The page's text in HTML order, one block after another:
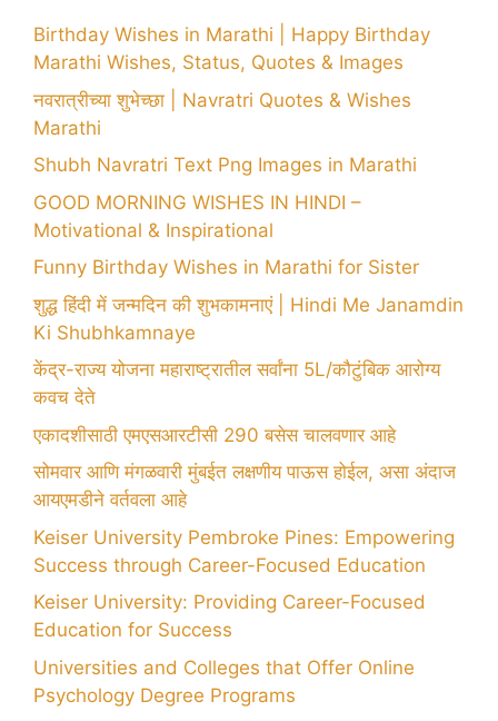
Birthday Wishes in Marathi | Happy Birthday
Marathi Wishes, Status, Quotes & Images
नवरात्रीच्या शुभेच्छा | Navratri Quotes & Wishes
Marathi
Shubh Navratri Text Png Images in Marathi
GOOD MORNING WISHES IN HINDI –
Motivational & Inspirational
Funny Birthday Wishes in Marathi for Sister
शुद्ध हिंदी में जन्मदिन की शुभकामनाएं | Hindi Me Janamdin
Ki Shubhkamnaye
केंद्र-राज्य योजना महाराष्ट्रातील सर्वांना 5L/कौटुंबिक आरोग्य
कवच देते
एकादशीसाठी एमएसआरटीसी 290 बसेस चालवणार आहे
सोमवार आणि मंगळवारी मुंबईत लक्षणीय पाऊस होईल, असा अंदाज
आयएमडीने वर्तवला आहे
Keiser University Pembroke Pines: Empowering
Success through Career-Focused Education
Keiser University: Providing Career-Focused
Education for Success
Universities and Colleges that Offer Online
Psychology Degree Programs